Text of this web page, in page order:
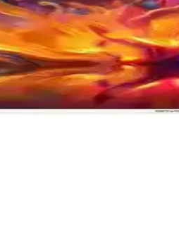
ve gelişmiş bağlantı
İpuçları
kalitesi sunar. Akıllı özellikleri
TV ile Ev Sinema
ve QLED teknolojisiyle üstün